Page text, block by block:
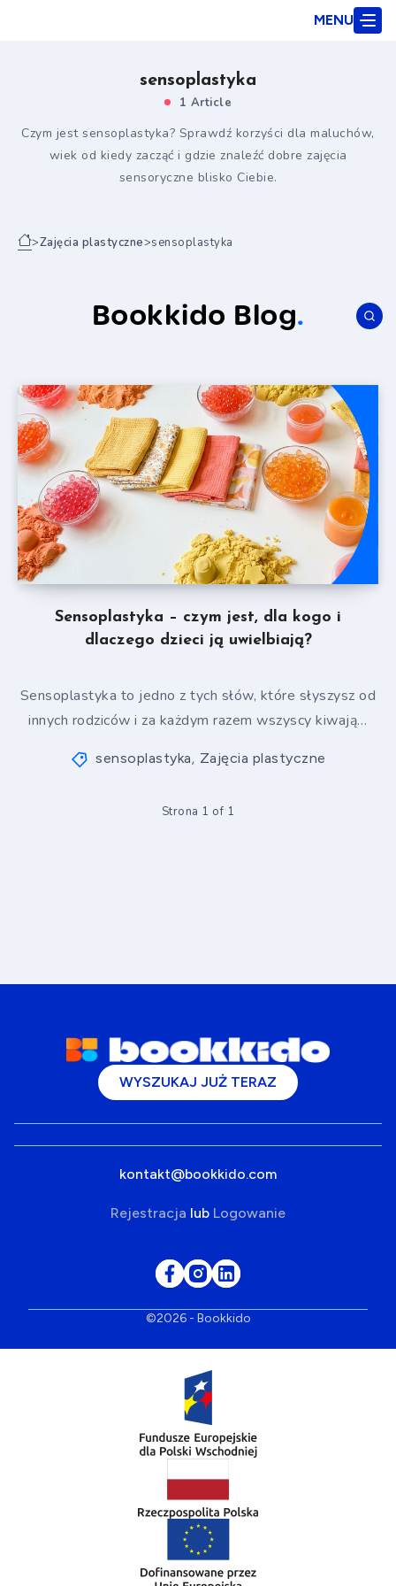
MENU
sensoplastyka
1 Article
Czym jest sensoplastyka? Sprawdź korzyści dla maluchów,
wiek od kiedy zacząć i gdzie znaleźć dobre zajęcia
sensoryczne blisko Ciebie.
>Zajęcia plastyczne>sensoplastyka
Bookkido Blog.
Sensoplastyka – czym jest, dla kogo i
dlaczego dzieci ją uwielbiają?
Sensoplastyka to jedno z tych słów, które słyszysz od
innych rodziców i za każdym razem wszyscy kiwają…
sensoplastyka, Zajęcia plastyczne
Strona 1 of 1
WYSZUKAJ JUŻ TERAZ
kontakt@bookkido.com
Rejestracja lub Logowanie
©2026 - Bookkido